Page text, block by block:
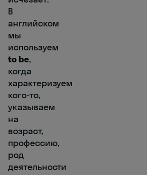
В
английском
мы
используем
to be,
когда
характеризуем
кого-то,
указываем
на
возраст,
профессию,
род
деятельности